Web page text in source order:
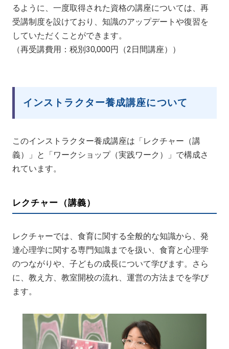
るように、一度取得された資格の講座については、再
受講制度を設けており、知識のアップデートや復習を
していただくことができます。
（再受講費用：税別30,000円（2日間講座））
インストラクター養成講座について
このインストラクター養成講座は「レクチャー（講
義）」と「ワークショップ（実践ワーク）」で構成さ
れています。
レクチャー（講義）
レクチャーでは、食育に関する全般的な知識から、発
達心理学に関する専門知識までを扱い、食育と心理学
のつながりや、子どもの成長について学びます。さら
に、教え方、教室開校の流れ、運営の方法までを学び
ます。